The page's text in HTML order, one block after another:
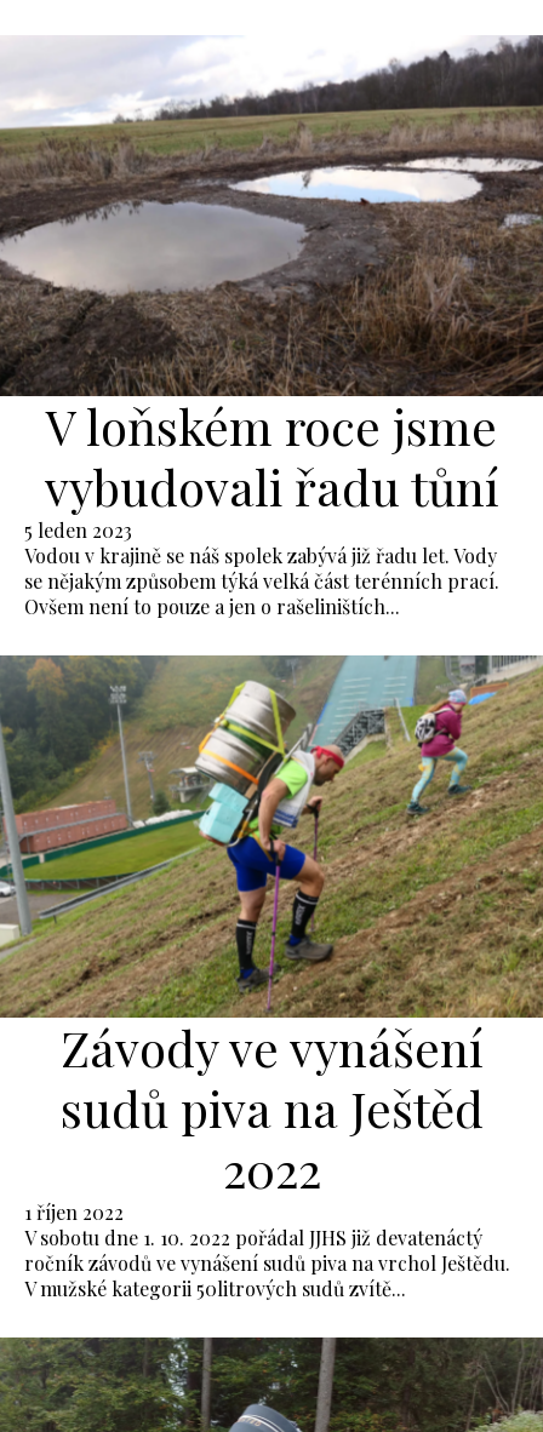
V loňském roce jsme
vybudovali řadu tůní
5 leden 2023
Vodou v krajině se náš spolek zabývá již řadu let. Vody
se nějakým způsobem týká velká část terénních prací.
Ovšem není to pouze a jen o rašeliništích...
Závody ve vynášení
sudů piva na Ještěd
2022
1 říjen 2022
V sobotu dne 1. 10. 2022 pořádal JJHS již devatenáctý
ročník závodů ve vynášení sudů piva na vrchol Ještědu.
V mužské kategorii 50litrových sudů zvítě...